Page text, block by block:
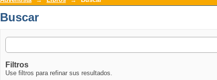
Buscar
Filtros
Use filtros para refinar sus resultados.